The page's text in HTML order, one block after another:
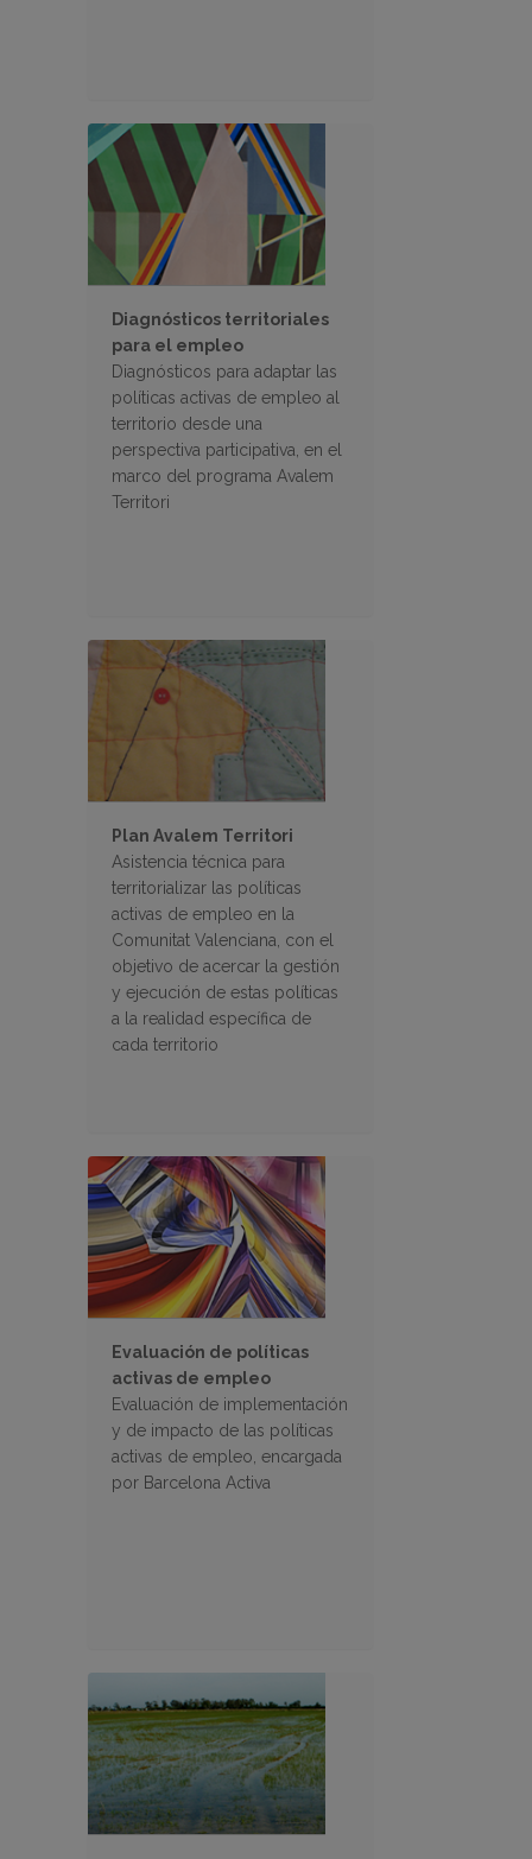
Diagnósticos territoriales
para el empleo
Diagnósticos para adaptar las
políticas activas de empleo al
territorio desde una
perspectiva participativa, en el
marco del programa Avalem
Territori
Plan Avalem Territori
Asistencia técnica para
territorializar las políticas
activas de empleo en la
Comunitat Valenciana, con el
objetivo de acercar la gestión
y ejecución de estas políticas
a la realidad específica de
cada territorio
Evaluación de políticas
activas de empleo
Evaluación de implementación
y de impacto de las políticas
activas de empleo, encargada
por Barcelona Activa